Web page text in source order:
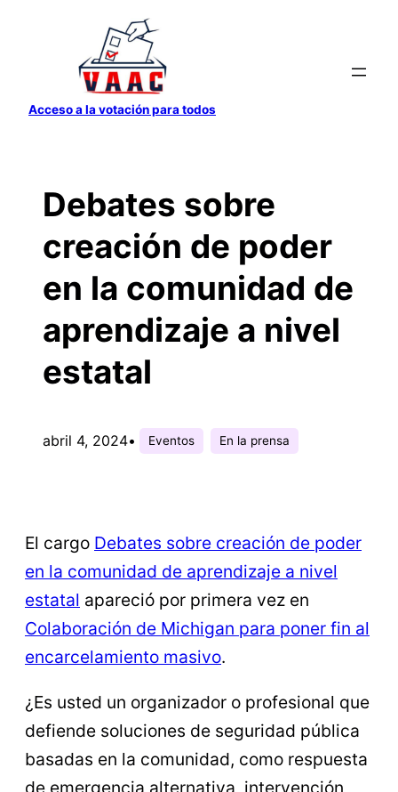
contenido
Acceso a la votación para todos
Debates sobre
creación de poder
en la comunidad de
aprendizaje a nivel
estatal
abril 4, 2024• Eventos En la prensa
El cargo Debates sobre creación de poder
en la comunidad de aprendizaje a nivel
estatal apareció por primera vez en
Colaboración de Michigan para poner fin al
encarcelamiento masivo.
¿Es usted un organizador o profesional que
defiende soluciones de seguridad pública
basadas en la comunidad, como respuesta
de emergencia alternativa, intervención